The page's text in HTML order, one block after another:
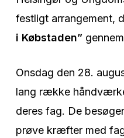
festligt arrangement,
i Købstaden”
Onsdag den 28.
lang række
deres fag. De
prøve kræfter med